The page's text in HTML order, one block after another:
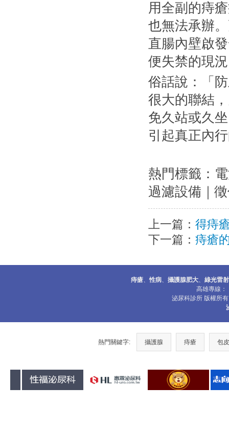
用全副的痔瘡
也無法承辦
直腸內壁啟
便失禁的現
俗話說：「
很大的聯結
免久站或久
引起真正內
熱門標籤：
過濾設備
上一篇： 得痔
下一篇： 痔瘡
痔瘡、性病、 攝護腺肥大、 綠光雷射
高雄專
泌尿科診所 版權所
熱門關鍵字: 攝護腺 痔瘡 包皮